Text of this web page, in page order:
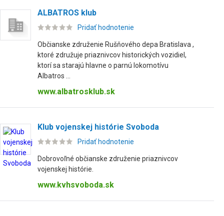
ALBATROS klub
Pridať hodnotenie
Občianske združenie Rušňového depa Bratislava ,
ktoré združuje priaznivcov historických vozidiel,
ktorí sa starajú hlavne o parnú lokomotívu
Albatros ...
www.albatrosklub.sk
Klub vojenskej histórie Svoboda
Pridať hodnotenie
Dobrovoľné občianske združenie priaznivcov
vojenskej histórie.
www.kvhsvoboda.sk